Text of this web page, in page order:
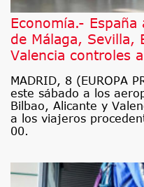
Economía.-
de Málaga, Sevilla,
Valencia controles
MADRID, 8 (EUROPA
este sábado a los
Bilbao, Alicante y
a los viajeros
00.